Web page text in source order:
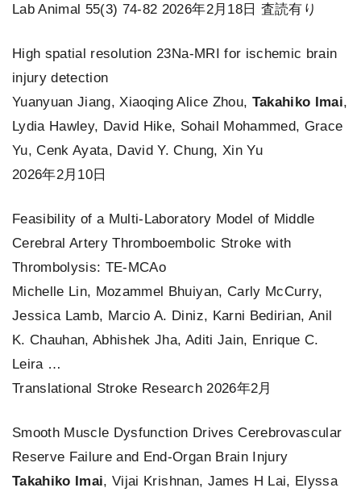
Lab Animal 55(3) 74-82 2026年2月18日 査読有り
High spatial resolution 23Na-MRI for ischemic brain
injury detection
Yuanyuan Jiang, Xiaoqing Alice Zhou, Takahiko Imai,
Lydia Hawley, David Hike, Sohail Mohammed, Grace
Yu, Cenk Ayata, David Y. Chung, Xin Yu
2026年2月10日
Feasibility of a Multi-Laboratory Model of Middle
Cerebral Artery Thromboembolic Stroke with
Thrombolysis: TE-MCAo
Michelle Lin, Mozammel Bhuiyan, Carly McCurry,
Jessica Lamb, Marcio A. Diniz, Karni Bedirian, Anil
K. Chauhan, Abhishek Jha, Aditi Jain, Enrique C.
Leira …
Translational Stroke Research 2026年2月
Smooth Muscle Dysfunction Drives Cerebrovascular
Reserve Failure and End-Organ Brain Injury
Takahiko Imai, Vijai Krishnan, James H Lai, Elyssa